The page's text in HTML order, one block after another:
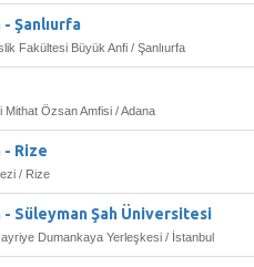
Şanlıurfa
Fakültesi Büyük Anfi / Şanlıurfa
Özsan Amfisi / Adana
Rize
/ Rize
Süleyman Şah Üniversitesi
Dumankaya Yerleşkesi / İstanbul